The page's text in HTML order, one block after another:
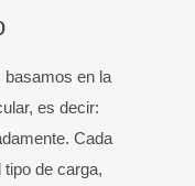
basamos en la
es decir:
Cada
de carga,